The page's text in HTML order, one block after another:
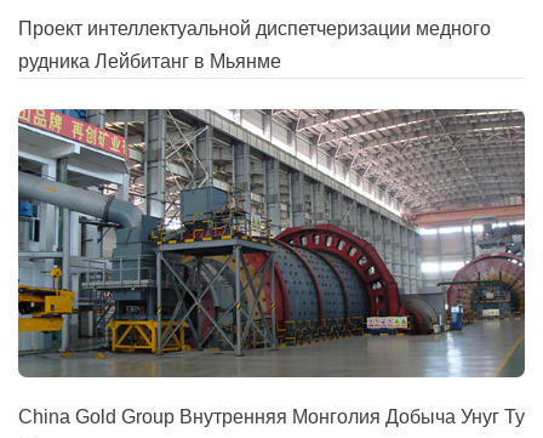
Проект интеллектуальной диспетчеризации медного
рудника Лейбитанг в Мьянме
China Gold Group Внутренняя Монголия Добыча Унуг Ту